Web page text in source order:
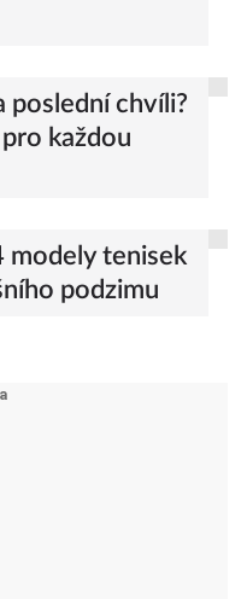
poslední chvíli?
každou
modely tenisek
podzimu